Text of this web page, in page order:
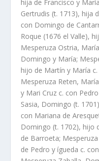
hija de Francisco y
Gertrudis (t. 1713), hija
con Domingo de
Roque (1676 el Valle),
Mesperuza Ostria,
Domingo y Marí­a;
hijo de Martí­n y Marí­a
Mesperuza Reten,
y Mari Cruz c. con
Sasia, Domingo (t.
con Mariana de
Domingo (t. 1702), hijo
de Barroeta;
de Pedro y ígueda c.